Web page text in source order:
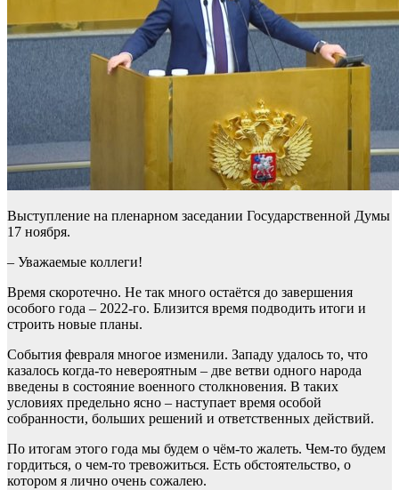
Выступление на пленарном заседании Государственной Думы
17 ноября.
– Уважаемые коллеги!
Время скоротечно. Не так много остаётся до завершения
особого года – 2022-го. Близится время подводить итоги и
строить новые планы.
События февраля многое изменили. Западу удалось то, что
казалось когда-то невероятным – две ветви одного народа
введены в состояние военного столкновения. В таких
условиях предельно ясно – наступает время особой
собранности, больших решений и ответственных действий.
По итогам этого года мы будем о чём-то жалеть. Чем-то будем
гордиться, о чем-то тревожиться. Есть обстоятельство, о
котором я лично очень сожалею.